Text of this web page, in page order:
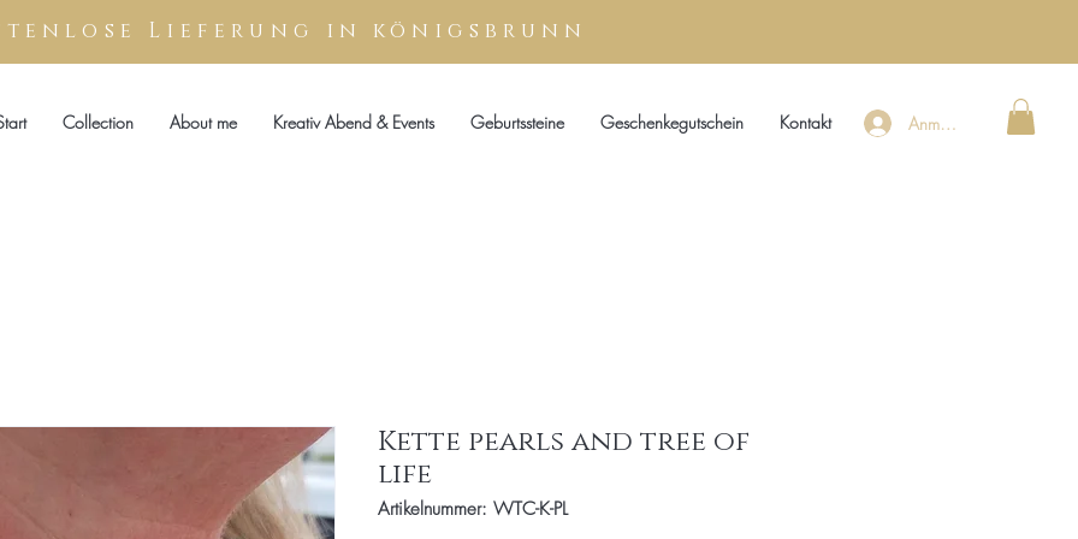
Collection About me Kreativ Abend & Events Geburtssteine Geschenkegutschein Kontakt Anmelden
Lieferung in königsbrunn
Kette pearls and tree of
life
Artikelnummer: WTC-K-PL